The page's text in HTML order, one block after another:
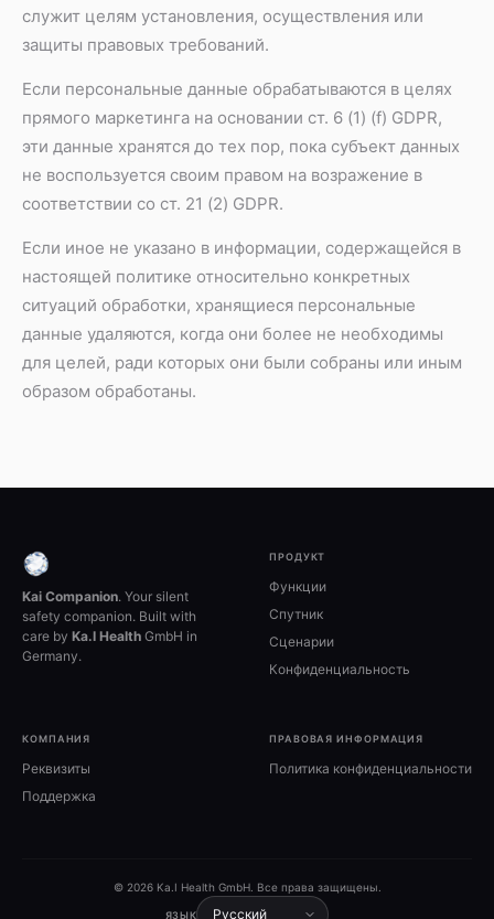
служит целям установления, осуществления или
защиты правовых требований.
Если персональные данные обрабатываются в целях
прямого маркетинга на основании ст. 6 (1) (f) GDPR,
эти данные хранятся до тех пор, пока субъект данных
не воспользуется своим правом на возражение в
соответствии со ст. 21 (2) GDPR.
Если иное не указано в информации, содержащейся в
настоящей политике относительно конкретных
ситуаций обработки, хранящиеся персональные
данные удаляются, когда они более не необходимы
для целей, ради которых они были собраны или иным
образом обработаны.
Kai Companion. Your silent
safety companion. Built with
care by Ka.I Health GmbH in
Germany.
ПРОДУКТ
Функции
Спутник
Сценарии
Конфиденциальность
КОМПАНИЯ
Реквизиты
Поддержка
ПРАВОВАЯ ИНФОРМАЦИЯ
Политика конфиденциальности
© 2026 Ka.I Health GmbH. Все права защищены.
ЯЗЫК